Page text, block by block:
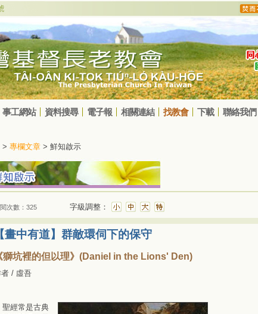
事工網站 資料搜尋 電子報 相關連結 找教會 下載 聯絡我們
> 專欄文章 > 鮮知啟示
次數：325 字級調整：
畫中有道】群敵環伺下的保守
獅坑裡的但以理》(Daniel in the Lions' Den)
/ 虛吾
聖經常是古典